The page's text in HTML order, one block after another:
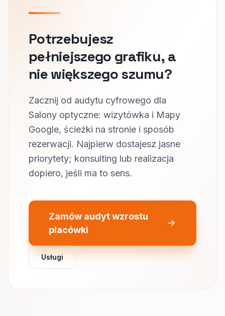
Potrzebujesz
pełniejszego grafiku, a
nie większego szumu?
Zacznij od audytu cyfrowego dla
Salony optyczne: wizytówka i Mapy
Google, ścieżki na stronie i sposób
rezerwacji. Najpierw dostajesz jasne
priorytety; konsulting lub realizacja
dopiero, jeśli ma to sens.
Zamów audyt wzrostu
placówki
Usługi